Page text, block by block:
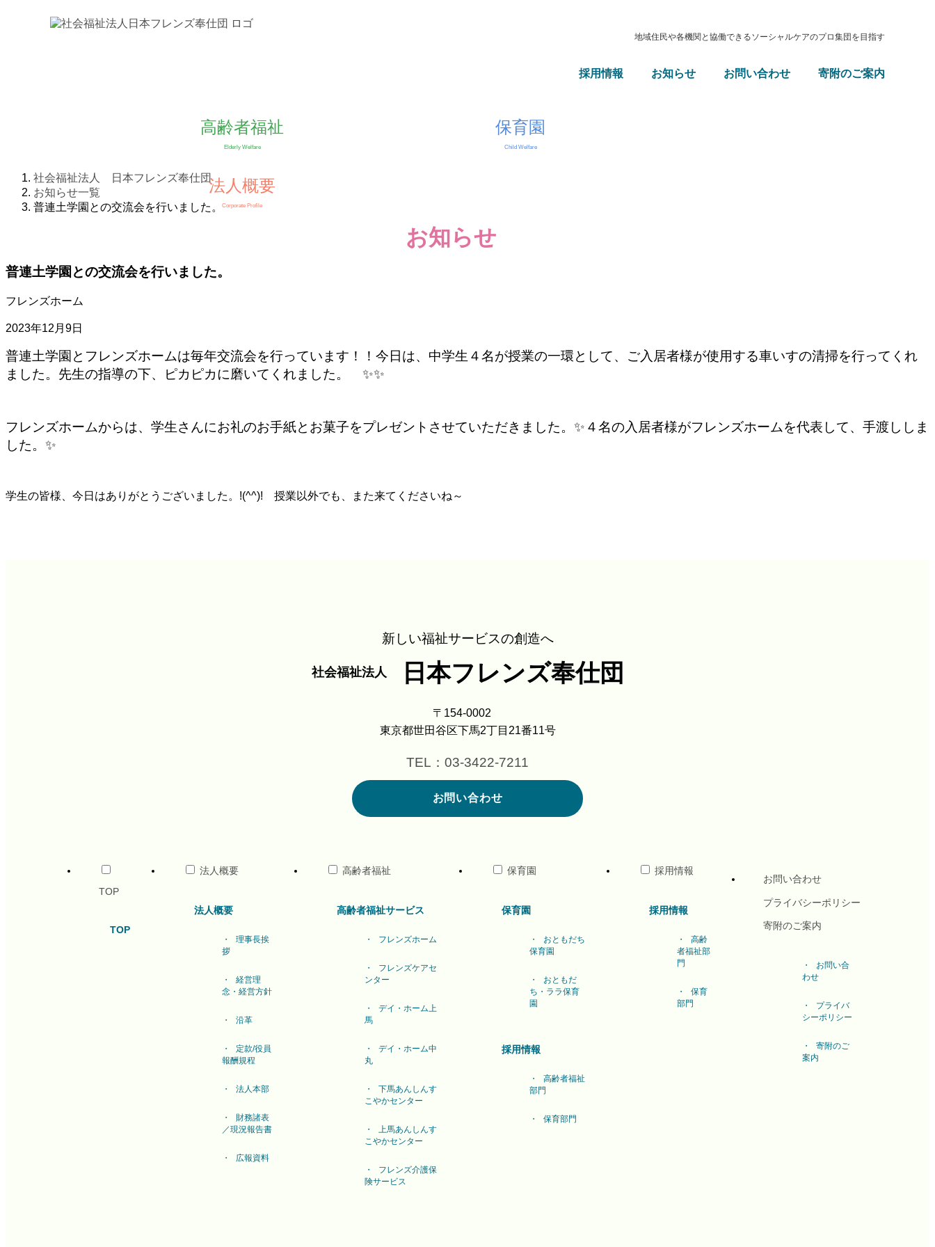
TOP
沿革
法人本部
広報資料
フレンズケアセンター
デイ・ホーム上馬
おともだち保育園
おともだち・ララ保育園
採用情報
寄附のご案内
地域住民や各機関と協働できるソーシャルケアのプロ集団を目指す
採用情報 お知らせ お問い合わせ 寄附のご案内
高齢者福祉
Elderly Welfare
保育園
Child Welfare
法人概要
Corporate Profile
社会福祉法人 日本フレンズ奉仕団
お知らせ一覧
普連土学園との交流会を行いました。
お知らせ
普連土学園との交流会を行いました。
フレンズホーム
2023年12月9日
普連土学園とフレンズホームは毎年交流会を行っています！！今日は、中学生４名が授業の一環として、ご入居者様が使用する車いすの清掃を行ってくれ
ました。先生の指導の下、ピカピカに磨いてくれました。 ✨✨
フレンズホームからは、学生さんにお礼のお手紙とお菓子をプレゼントさせていただきました。✨４名の入居者様がフレンズホームを代表して、手渡ししま
した。✨
学生の皆様、今日はありがとうございました。!(^^)! 授業以外でも、また来てくださいね～
新しい福祉サービスの創造へ
社会福祉法人 日本フレンズ奉仕団
〒154-0002
東京都世田谷区下馬2丁目21番11号
TEL：03-3422-7211
お問い合わせ
TOP
TOP
法人概要
法人概要
理事長挨
拶
経営理
念・経営方針
沿革
定款/役員
報酬規程
法人本部
財務諸表
／現況報告書
広報資料
高齢者福祉
高齢者福祉サービス
フレンズホーム
フレンズケアセ
ンター
デイ・ホーム上
馬
デイ・ホーム中
丸
下馬あんしんす
こやかセンター
上馬あんしんす
こやかセンター
フレンズ介護保
険サービス
保育園
保育園
おともだち
保育園
おともだ
ち・ララ保育
園
採用情報
高齢者福祉
部門
保育部門
採用情報
採用情報
高齢
者福祉部
門
保育
部門
お問い合わせ
プライバシーポリシー
寄附のご案内
お問い合
わせ
プライバ
シーポリシー
寄附のご
案内